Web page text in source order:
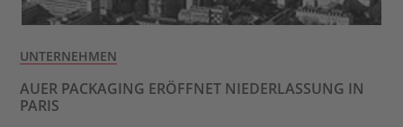
UNTERNEHMEN
AUER PACKAGING ERÖFFNET NIEDERLASSUNG IN
PARIS